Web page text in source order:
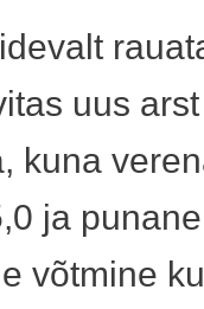
uus
kuna
ja
võtmine